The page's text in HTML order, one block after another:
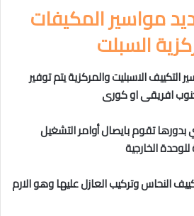
مواسير المكيفات
السبلت
الاسبليت والمركزية يتم توفير
افريقى او كورى
بدورها تقوم بايصال أوامر التشغيل
الخارجية
النحاس وتركيب العازل عليها وهو الارم